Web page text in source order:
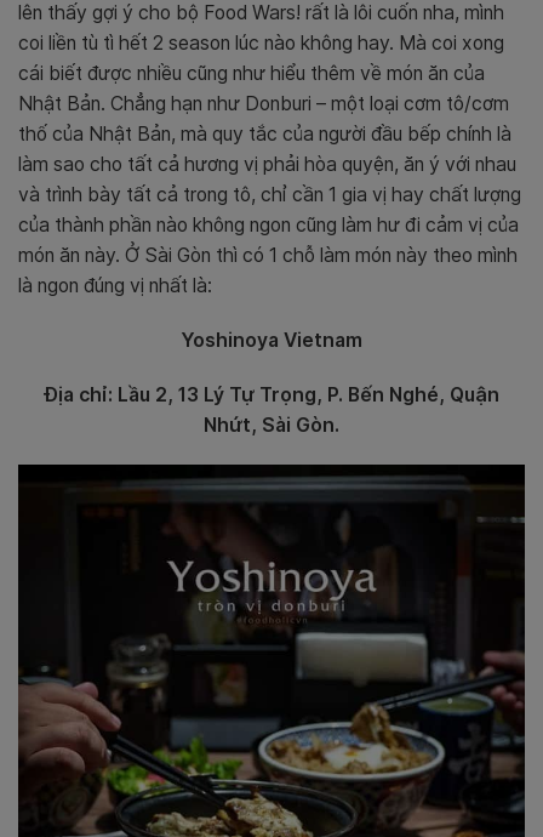
lên thấy gợi ý cho bộ Food Wars! rất là lôi cuốn nha, mình
coi liền tù tì hết 2 season lúc nào không hay. Mà coi xong
cái biết được nhiều cũng như hiểu thêm về món ăn của
Nhật Bản. Chẳng hạn như Donburi – một loại cơm tô/cơm
thố của Nhật Bản, mà quy tắc của người đầu bếp chính là
làm sao cho tất cả hương vị phải hòa quyện, ăn ý với nhau
và trình bày tất cả trong tô, chỉ cần 1 gia vị hay chất lượng
của thành phần nào không ngon cũng làm hư đi cảm vị của
món ăn này. Ở Sài Gòn thì có 1 chỗ làm món này theo mình
là ngon đúng vị nhất là:
Yoshinoya Vietnam
Địa chỉ: Lầu 2, 13 Lý Tự Trọng, P. Bến Nghé, Quận
Nhứt, Sài Gòn.